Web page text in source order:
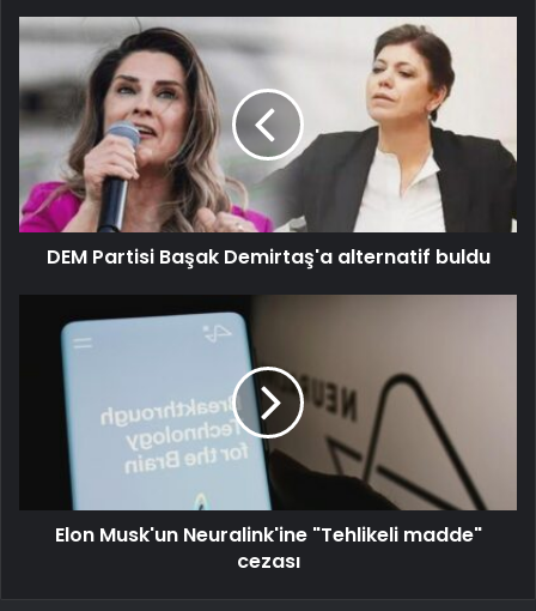
DEM Partisi Başak Demirtaş'a alternatif buldu
Elon Musk'un Neuralink'ine "Tehlikeli madde"
cezası